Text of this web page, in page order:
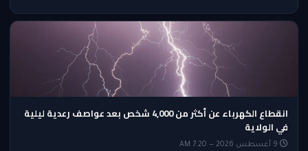
انقطاع الكهرباء عن أكثر من 4,000 شخص بعد عواصف رعدية ليلية
في الولاية